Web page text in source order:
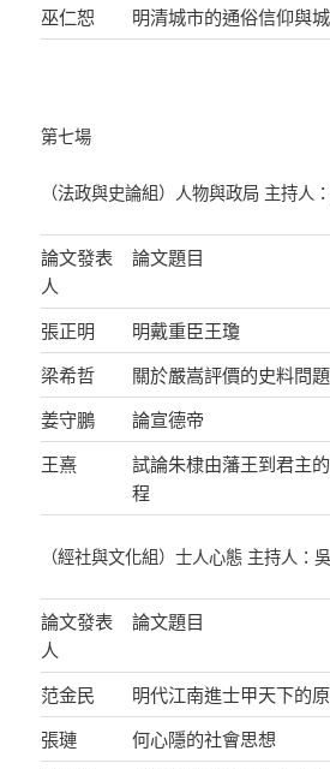
巫仁恕
明清城市的通俗信仰與
第七場
（法政與史論組）人物與政局 主持人
論文發表
人
論文題目
張正明 明戴重臣王瓊
梁希哲
關於嚴嵩評價的史料問題
姜守鵬
論宣德帝
王熹
試論朱棣由藩王到君主
程
（經社與文化組）士人心態 主持人：
論文發表
人
論文題目
范金民 明代江南進士甲天下的
張璉
何心隱的社會思想